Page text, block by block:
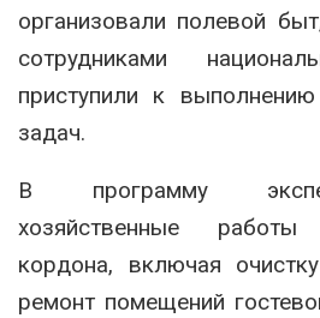
организовали полевой
сотрудниками
приступили к
задач.
В программу
хозяйственные
кордона, включая
ремонт помещений